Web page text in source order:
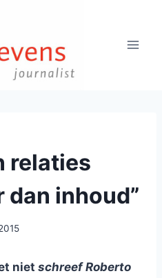
relaties
inhoud”
niet schreef Roberto